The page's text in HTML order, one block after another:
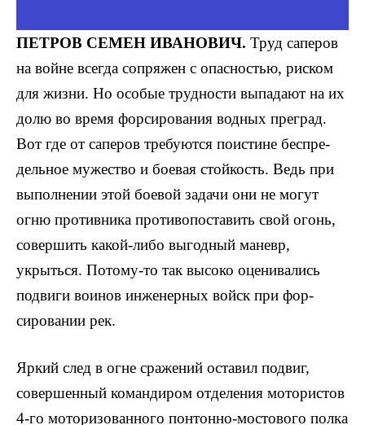
ПЕТРОВ СЕМЕН ИВАНОВИЧ. Труд саперов
на войне всегда со­пряжен с опасностью, риском
для жизни. Но особые трудности выпа­дают на их
долю во время форсиро­вания водных преград.
Вот где от саперов требуются поистине беспре­
дельное мужество и боевая стой­кость. Ведь при
выполнении этой боевой задачи они не могут
огню противника противопоставить свой огонь,
совершить какой-либо выгод­ный маневр,
укрыться. Потому-то так высоко оценивались
подвиги воинов инженерных войск при фор­
сировании рек.
Яркий след в огне сражений оставил подвиг,
совершенный ко­мандиром отделения мотористов
4-го моторизованного понтонно-мостового полка